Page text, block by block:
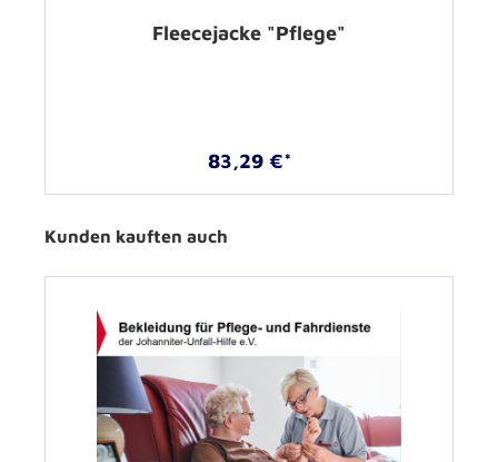
Fleecejacke "Pflege"
83,29 €*
Kunden kauften auch